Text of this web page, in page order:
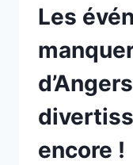
Les
encore !